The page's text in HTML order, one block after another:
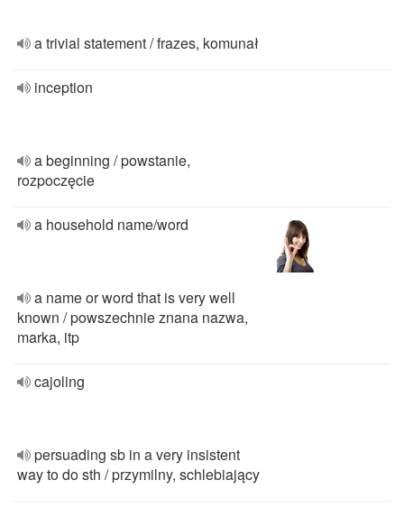
a trivial statement / frazes, komunał
inception
a beginning / powstanie,
rozpoczęcie
a household name/word
a name or word that is very well
known / powszechnie znana nazwa,
marka, itp
cajoling
persuading sb in a very insistent
way to do sth / przymilny, schlebiający